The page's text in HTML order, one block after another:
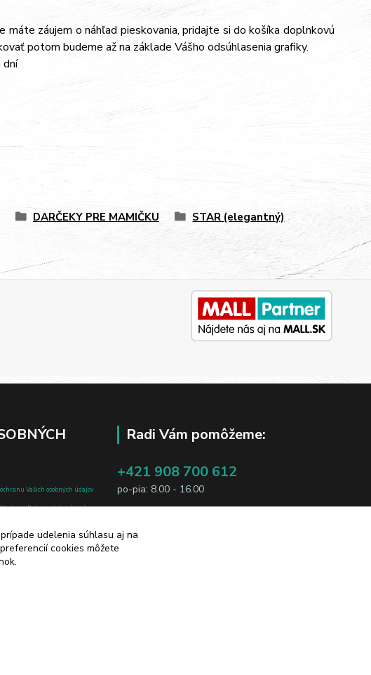
máte záujem o náhľad pieskovania, pridajte si do košíka doplnkovú
potom budeme až na základe Vášho odsúhlasenia grafiky.
DARČEKY PRE MAMIČKU STAR (elegantný)
Vašich osobných údajov
uvediete o svojej osobe, sú
Radi Vám pomôžeme:
+421 908 700 612
po-pia: 8.00 - 16.00
udelenia súhlasu aj na
cookies môžete